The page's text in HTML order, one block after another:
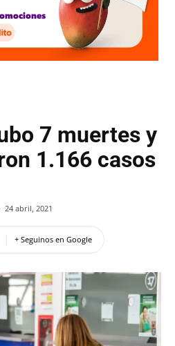
7 muertes y
1.166 casos
24 abril, 2021
+ Seguinos en Google